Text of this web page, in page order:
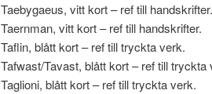
Taebygaeus, vitt kort – ref till handskrifter.
Taernman, vitt kort – ref till handskrifter.
Taflin, blått kort – ref till tryckta verk.
Tafwast/Tavast, blått kort – ref till tryckta
Taglioni, blått kort – ref till tryckta verk.